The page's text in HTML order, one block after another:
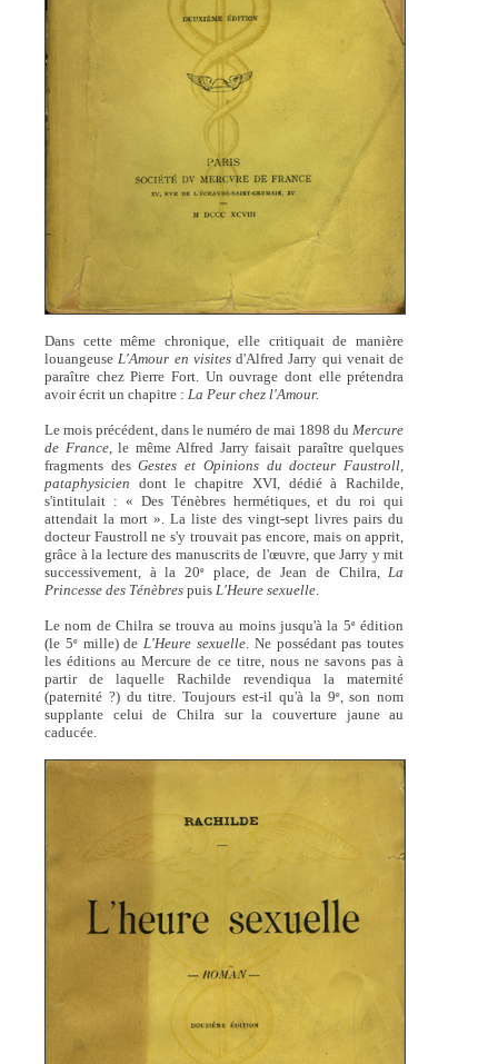
Dans cette même chronique, elle critiquait de manière
louangeuseL'Amour en visitesd'Alfred Jarry qui venait de
paraître chez Pierre Fort. Un ouvrage dont elle prétendra
avoir écrit un chapitre : La Peur chez l'Amour.
Le mois précédent, dans le numéro de mai 1898 duMercure
de France, le même Alfred Jarry faisait paraître quelques
fragments desGestes et Opinions du docteur Faustroll,
pataphysicien dont le chapitre XVI, dédié à Rachilde,
s'intitulait : « Des Ténèbres hermétiques, et du roi qui
attendait la mort ». La liste des vingt-sept livres pairs du
docteur Faustroll ne s'y trouvait pas encore, mais on apprit,
grâce à la lecture des manuscrits de l'œuvre, que Jarry y mit
successivement, à la 20e place, de Jean de Chilra,La
Princesse des Ténèbrespuis L'Heure sexuelle.
Le nom de Chilra se trouva au moins jusqu'à la 5eédition
(le 5emille) deL'Heure sexuelle. Ne possédant pas toutes
les éditions au Mercure de ce titre, nous ne savons pas à
partir de laquelle Rachilde revendiqua la maternité
(paternité ?) du titre. Toujours est-il qu'à la 9e, son nom
supplante celui de Chilra sur la couverture jaune au
caducée.